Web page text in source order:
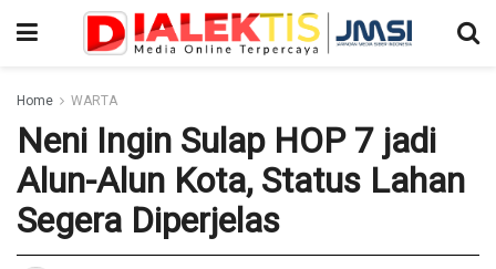
Home WARTA
Neni Ingin Sulap HOP 7 jadi
Alun-Alun Kota, Status Lahan
Segera Diperjelas